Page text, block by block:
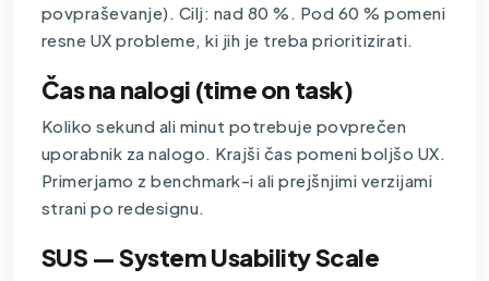
povpraševanje). Cilj: nad 80 %. Pod 60 % pomeni
resne UX probleme, ki jih je treba prioritizirati.
Čas na nalogi (time on task)
Koliko sekund ali minut potrebuje povprečen
uporabnik za nalogo. Krajši čas pomeni boljšo UX.
Primerjamo z benchmark-i ali prejšnjimi verzijami
strani po redesignu.
SUS — System Usability Scale